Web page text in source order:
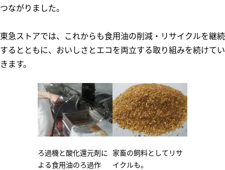
つながりました。
東急ストアでは、これからも食用油の削減・リサイクルを継続
するとともに、おいしさとエコを両立する取り組みを続けてい
きます。
ろ過機と酸化還元剤に
よる食用油のろ過作
家畜の飼料としてリサ
イクルも。